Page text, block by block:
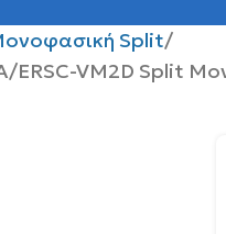
Split
ERSC-VM2D Split